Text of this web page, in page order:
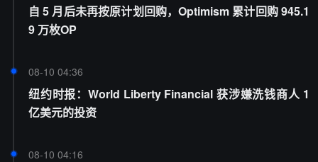
自 5 月后未再按原计划回购，Optimism 累计回购 945.1
9 万枚OP
08-10 04:36
纽约时报：World Liberty Financial 获涉嫌洗钱商人 1
亿美元的投资
08-10 04:16